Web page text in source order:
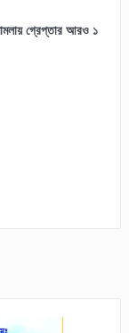
গ্রেপ্তার আরও ১